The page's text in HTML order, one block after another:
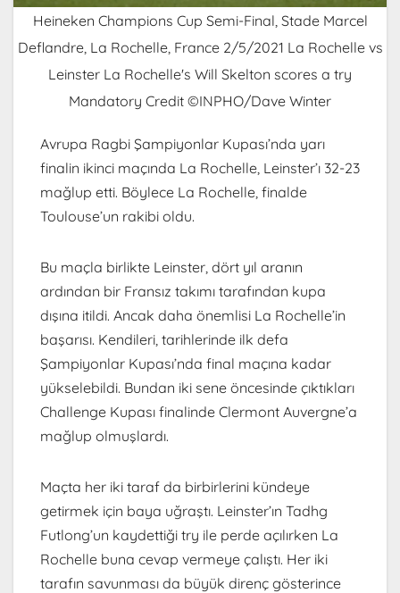
Heineken Champions Cup Semi-Final, Stade Marcel
Deflandre, La Rochelle, France 2/5/2021 La Rochelle vs
Leinster La Rochelle's Will Skelton scores a try
Mandatory Credit ©INPHO/Dave Winter
Avrupa Ragbi Şampiyonlar Kupası’nda yarı
finalin ikinci maçında La Rochelle, Leinster’ı 32-23
mağlup etti. Böylece La Rochelle, finalde
Toulouse’un rakibi oldu.
Bu maçla birlikte Leinster, dört yıl aranın
ardından bir Fransız takımı tarafından kupa
dışına itildi. Ancak daha önemlisi La Rochelle’in
başarısı. Kendileri, tarihlerinde ilk defa
Şampiyonlar Kupası’nda final maçına kadar
yükselebildi. Bundan iki sene öncesinde çıktıkları
Challenge Kupası finalinde Clermont Auvergne’a
mağlup olmuşlardı.
Maçta her iki taraf da birbirlerini kündeye
getirmek için baya uğraştı. Leinster’ın Tadhg
Futlong’un kaydettiği try ile perde açılırken La
Rochelle buna cevap vermeye çalıştı. Her iki
tarafın savunması da büyük direnç gösterince